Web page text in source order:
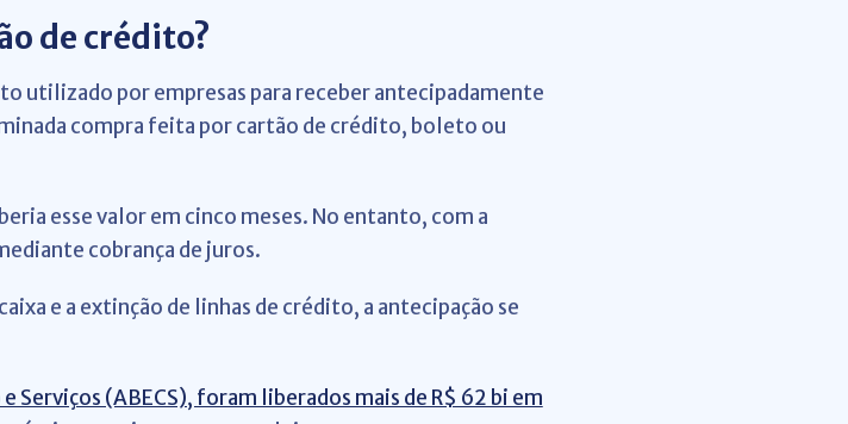
de crédito?
utilizado por empresas para receber antecipadamente
compra feita por cartão de crédito, boleto ou
esse valor em cinco meses. No entanto, com a
cobrança de juros.
e a extinção de linhas de crédito, a antecipação se
Serviços (ABECS), foram liberados mais de R$ 62 bi em